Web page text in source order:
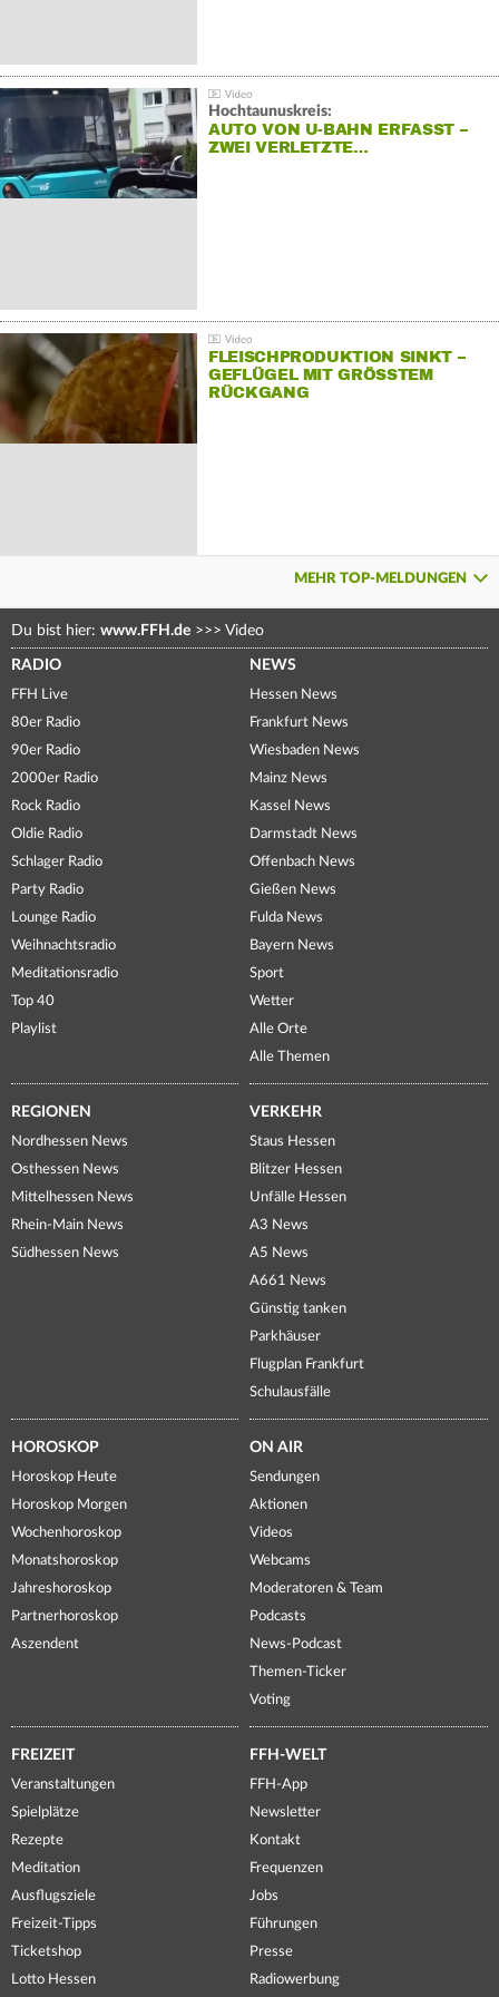
Hochtaunuskreis:
AUTO VON U-BAHN ERFASST –
ZWEI VERLETZTE…
FLEISCHPRODUKTION SINKT –
GEFLÜGEL MIT GRÖSSTEM R
ÜCKGANG
MEHR TOP-MELDUNGEN
Du bist hier: www.FFH.de >>> Video
RADIO
FFH Live
80er Radio
90er Radio
2000er Radio
Rock Radio
Oldie Radio
Schlager Radio
Party Radio
Lounge Radio
Weihnachtsradio
Meditationsradio
Top 40
Playlist
NEWS
Hessen News
Frankfurt News
Wiesbaden News
Mainz News
Kassel News
Darmstadt News
Offenbach News
Gießen News
Fulda News
Bayern News
Sport
Wetter
Alle Orte
Alle Themen
REGIONEN
Nordhessen News
Osthessen News
Mittelhessen News
Rhein-Main News
Südhessen News
VERKEHR
Staus Hessen
Blitzer Hessen
Unfälle Hessen
A3 News
A5 News
A661 News
Günstig tanken
Parkhäuser
Flugplan Frankfurt
Schulausfälle
HOROSKOP
Horoskop Heute
Horoskop Morgen
Wochenhoroskop
Monatshoroskop
Jahreshoroskop
Partnerhoroskop
Aszendent
ON AIR
Sendungen
Aktionen
Videos
Webcams
Moderatoren & Team
Podcasts
News-Podcast
Themen-Ticker
Voting
FREIZEIT
Veranstaltungen
Spielplätze
Rezepte
Meditation
Ausflugsziele
Freizeit-Tipps
Ticketshop
Lotto Hessen
FFH-WELT
FFH-App
Newsletter
Kontakt
Frequenzen
Jobs
Führungen
Presse
Radiowerbung